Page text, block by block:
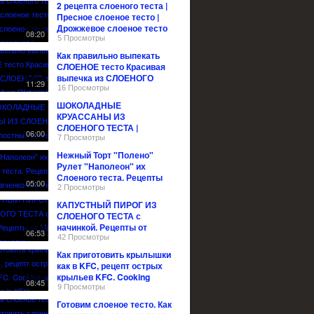
08:20
2 рецепта слоеного теста |
Пресное слоеное тесто |
Дрожжевое слоеное тесто
для круассанов |
5 Просмотры
11:29
Как правильно выпекать
СЛОЕНОЕ тесто Красивая
выпечка из СЛОЕНОГО
теста и ЗАКУСКА на
ПРАЗДНИК
16 Просмотры
06:00
ШОКОЛАДНЫЕ
КРУАССАНЫ ИЗ
СЛОЕНОГО ТЕСТА |
постный рецепт
7 Просмотры
05:00
Нежный Торт "Полено"
Рулет "Наполеон" их
Слоеного теста. Рецепты
Семьи Савченко Вкусно и
просто
2 Просмотры
06:53
КАПУСТНЫЙ ПИРОГ ИЗ
СЛОЕНОГО ТЕСТА с
начинкой. Рецепты от
Марьи Ивановны
42 Просмотры
08:45
Как приготовить крылышки
как в KFC, рецепт острых
крыльев KFC. Cooking
wings like in KFC
9 Просмотры
Готовим слоеное тесто. Как